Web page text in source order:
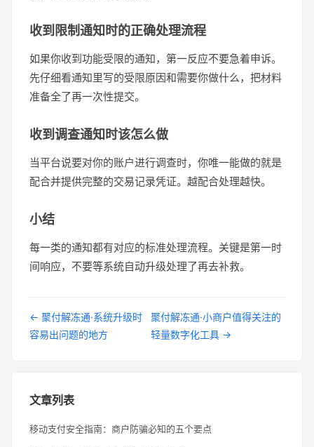
收到限制通知时的正确处理流程
如果你收到功能受限的通知，第一反应不要急着申诉。
先仔细看通知里写的受限原因和需要你做什么，把材料
准备全了再一次性提交。
收到调查通知时该怎么做
当平台说要对你的账户进行调查时，你唯一能做的就是
配合并提供完整的交易记录凭证。越配合处理越快。
小结
每一类的通知都有对应的标准处理流程。关键是第一时
间响应，不要等系统自动升级处理了再去补救。
← 聚付解冻通·系统升级时
容易出问题的地方
聚付解冻通·小商户值得关注的
轻量数字化工具 →
文章列表
移动支付安全指南：商户防骗必知的五个要点